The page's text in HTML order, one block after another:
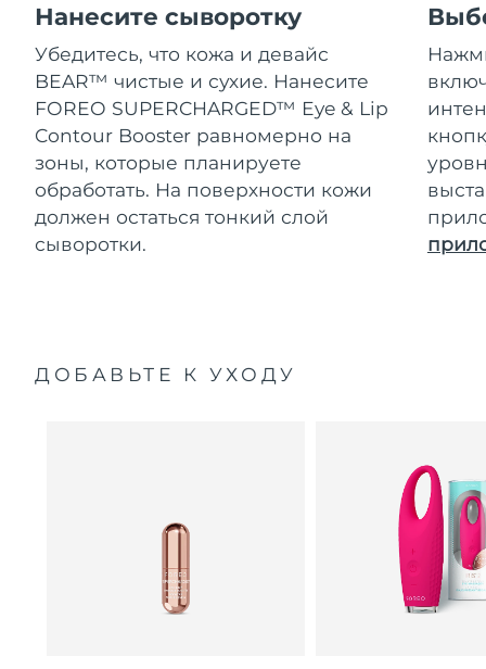
Нанесите сыворотку
Убедитесь, что кожа и девайс
BEAR™ чистые и сухие. Нанесите
FOREO SUPERCHARGED™ Eye & Lip
Contour Booster равномерно на
зоны, которые планируете
обработать. На поверхности кожи
должен остаться тонкий слой
сыворотки.
ДОБАВЬТЕ К УХОДУ